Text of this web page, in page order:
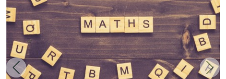
Zurück